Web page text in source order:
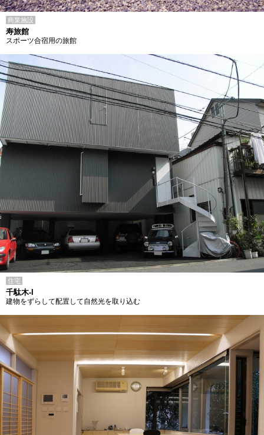
商業施設
寿旅館
スポーツ合宿用の旅館
住宅
千駄木-I
建物をずらして配置して自然光を取り込む